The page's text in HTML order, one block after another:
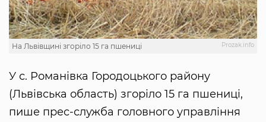
Рrozak.info
На Львівщині згоріло 15 га пшениці
У с. Романівка Городоцького району
(Львівська область) згоріло 15 га пшениці,
пише прес-служба головного управління